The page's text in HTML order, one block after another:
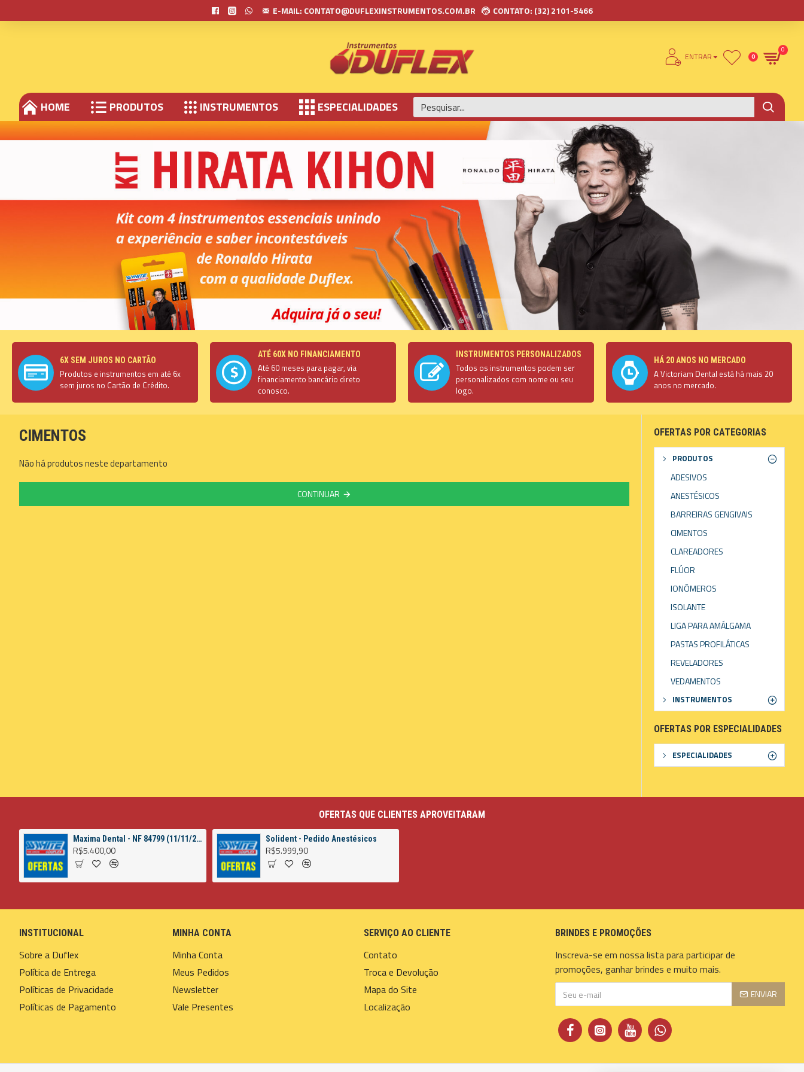
E-MAIL: CONTATO@DUFLEXINSTRUMENTOS.COM.BR CONTATO: (32) 2101-5466
ENTRAR 0
0
HOME PRODUTOS INSTRUMENTOS ESPECIALIDADES
6X SEM JUROS NO CARTÃO
Produtos e instrumentos em até 6x
sem juros no Cartão de Crédito.
ATÉ 60X NO FINANCIAMENTO
Até 60 meses para pagar, via
financiamento bancário direto
conosco.
INSTRUMENTOS PERSONALIZADOS
Todos os instrumentos podem ser
personalizados com nome ou seu
logo.
HÁ 20 ANOS NO MERCADO
A Victoriam Dental está há mais 20
anos no mercado.
CIMENTOS
Não há produtos neste departamento
CONTINUAR
OFERTAS POR CATEGORIAS
PRODUTOS
ADESIVOS
ANESTÉSICOS
BARREIRAS GENGIVAIS
CIMENTOS
CLAREADORES
FLÚOR
IONÔMEROS
ISOLANTE
LIGA PARA AMÁLGAMA
PASTAS PROFILÁTICAS
REVELADORES
VEDAMENTOS
INSTRUMENTOS
OFERTAS POR ESPECIALIDADES
ESPECIALIDADES
OFERTAS QUE CLIENTES APROVEITARAM
Maxima Dental - NF 84799 (11/11/2022)
R$5.400,00
Solident - Pedido Anestésicos
R$5.999,90
INSTITUCIONAL
Sobre a Duflex
Política de Entrega
Políticas de Privacidade
Políticas de Pagamento
MINHA CONTA
Minha Conta
Meus Pedidos
Newsletter
Vale Presentes
SERVIÇO AO CLIENTE
Contato
Troca e Devolução
Mapa do Site
Localização
BRINDES E PROMOÇÕES
Inscreva-se em nossa lista para participar de
promoções, ganhar brindes e muito mais.
ENVIAR